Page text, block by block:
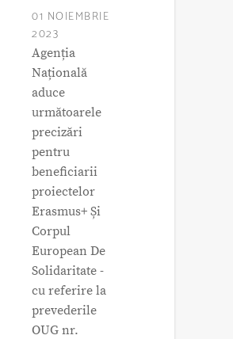
01 NOIEMBRIE
2023
Agenția
Națională
aduce
următoarele
precizări
pentru
beneficiarii
proiectelor
Erasmus+ Și
Corpul
European De
Solidaritate -
cu referire la
prevederile
OUG nr.